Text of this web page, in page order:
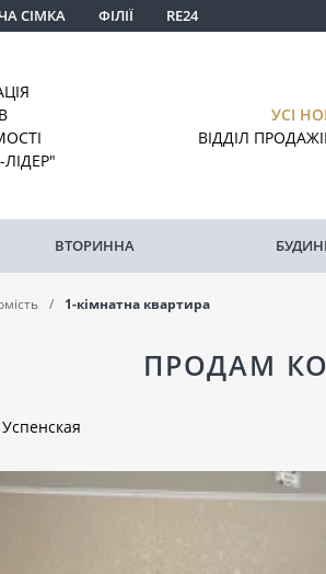
СІМКА ФІЛІЇ RE24
УСІ
ВІДДІЛ
ВТОРИННА
1-кімнатна квартира
ПРОДАМ